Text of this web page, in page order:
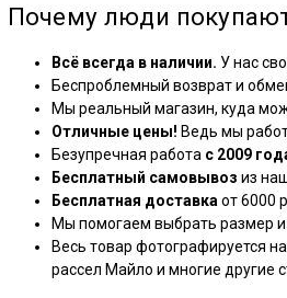
Почему люди
Всё всегда в наличии. У нас
Беспроблемный возврат и
Мы реальный магазин, куда
Отличные цены! Ведь мы
Безупречная работа с 2009
Бесплатный самовывоз из
Бесплатная доставка от 6000
Мы помогаем выбрать размер и
Весь товар фотографируется
рассел Майло и многие другие